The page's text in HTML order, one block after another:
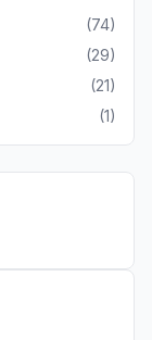
(74)
(29)
(21)
(1)